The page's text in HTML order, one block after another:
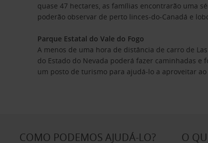
quase 47 hectares, as famílias encontrarão uma
poderão observar de perto linces-do-Canadá e
Parque Estatal do Vale do Fogo
A menos de uma hora de distância de carro de
do Estado do Nevada poderá fazer caminhadas
um posto de turismo para ajudá-lo a aproveitar
COMO PODEMOS AJUDÁ-LO? O